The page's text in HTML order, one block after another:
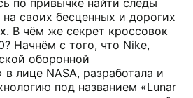
своих бесценных и дорогих
В чём же секрет кроссовок
Начнём с того, что Nike,
оборонной
лице NASA, разработала и
под названием «Lunar